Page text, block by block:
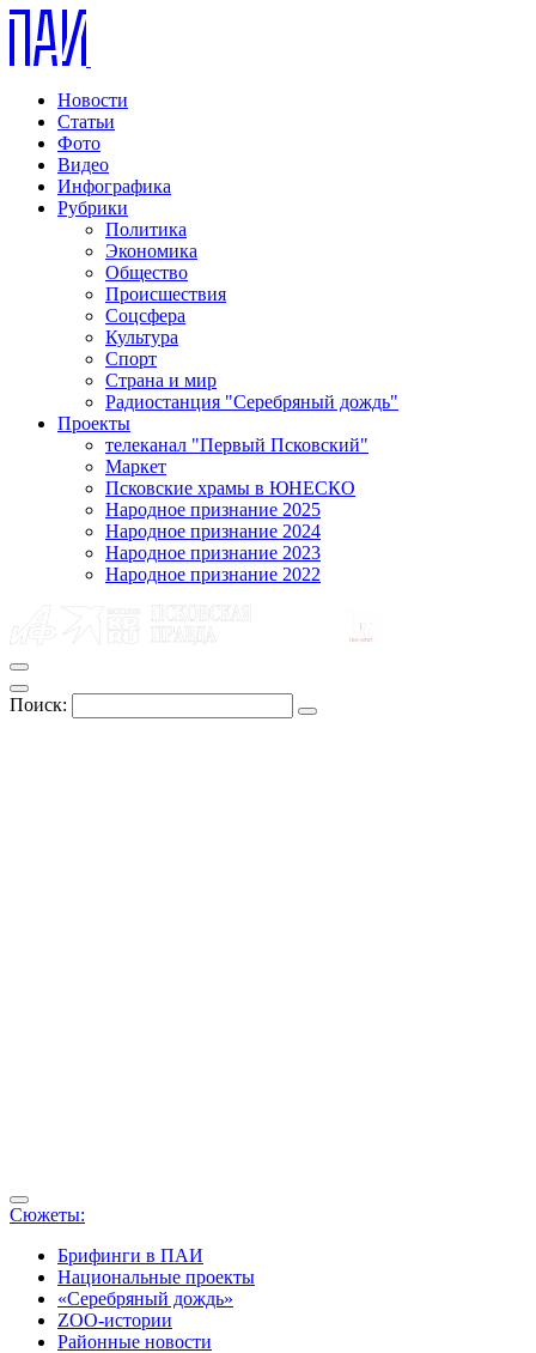
Новости
Статьи
Фото
Видео
Инфографика
Рубрики
Политика
Экономика
Общество
Происшествия
Соцсфера
Культура
Спорт
Страна и мир
Радиостанция "Серебряный дождь"
Проекты
телеканал "Первый Псковский"
Маркет
Псковские храмы в ЮНЕСКО
Народное признание 2025
Народное признание 2024
Народное признание 2023
Народное признание 2022
Поиск:
Сюжеты:
Брифинги в ПАИ
Национальные проекты
«Серебряный дождь»
ZOO-истории
Районные новости